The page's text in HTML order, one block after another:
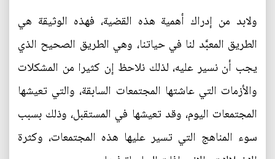
ولابد من إدراك أهمية هذه القضية، فهذه الوثيقة هي
الطريق المعبَّد لنا في حياتنا، وهي الطريق الصحيح الذي
يجب أن نسير عليه، لذلك نلاحظ إن كثيرا من المشكلات
والأزمات التي عاشتها المجتمعات السابقة، والتي تعيشها
المجتمعات اليوم، وقد تعيشها في المستقبل، وذلك بسبب
سوء المناهج التي تسير عليها هذه المجتمعات، وكثرة